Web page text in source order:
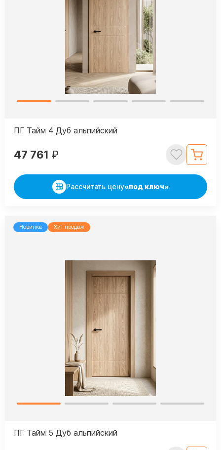
ПГ Тайм 4 Дуб альпийский
47 761 ₽
Рассчитать цену«под ключ»
Новинка Хит продаж
ПГ Тайм 5 Дуб альпийский